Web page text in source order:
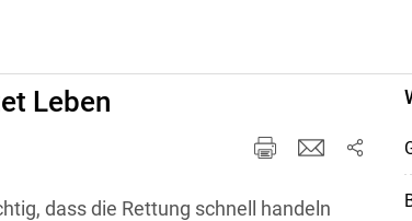
Leben
dass die Rettung schnell handeln